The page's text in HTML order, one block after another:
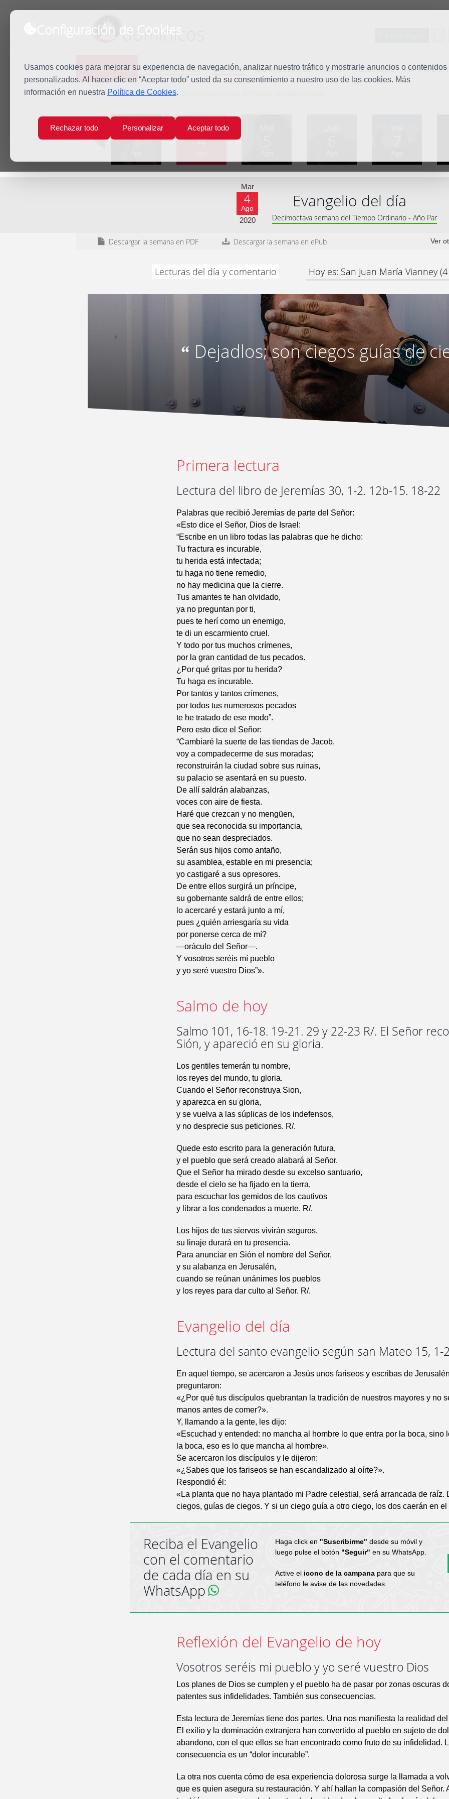
Configuración de Cookies
Usamos cookies para mejorar su experiencia de navegación, analizar nuestro tráfico y mostrarle anuncios o contenidos
personalizados. Al hacer clic en “Aceptar todo” usted da su consentimiento a nuestro uso de las cookies. Más
información en nuestra Política de Cookies.
Rechazar todo Personalizar Aceptar todo
dominicos
Predicación Espiritualidad Estudio Quiénes somos Misión Vocaciones Familia
Inicio Predicación Martes de la Decimoctava semana del Tiempo Ordinario, Año par
Lun
3
Mar
4
Mar
4
Ago
2020
Evangelio del día
Decimoctava semana del Tiempo Ordinario - Año Par
Descargar la semana en PDF Descargar la semana en ePub Ver
Lecturas del día y comentario Hoy es: San Juan María Vianney
“ Dejadlos; son ciegos guías de
Primera lectura
Lectura del libro de Jeremías 30, 1-2. 12b-15. 18-22
Palabras que recibió Jeremías de parte del Señor:
«Esto dice el Señor, Dios de Israel:
“Escribe en un libro todas las palabras que he dicho:
Tu fractura es incurable,
tu herida está infectada;
tu haga no tiene remedio,
no hay medicina que la cierre.
Tus amantes te han olvidado,
ya no preguntan por ti,
pues te herí como un enemigo,
te di un escarmiento cruel.
Y todo por tus muchos crímenes,
por la gran cantidad de tus pecados.
¿Por qué gritas por tu herida?
Tu haga es incurable.
Por tantos y tantos crímenes,
por todos tus numerosos pecados
te he tratado de ese modo”.
Pero esto dice el Señor:
“Cambiaré la suerte de las tiendas de Jacob,
voy a compadecerme de sus moradas;
reconstruirán la ciudad sobre sus ruinas,
su palacio se asentará en su puesto.
De allí saldrán alabanzas,
voces con aire de fiesta.
Haré que crezcan y no mengüen,
que sea reconocida su importancia,
que no sean despreciados.
Serán sus hijos como antaño,
su asamblea, estable en mi presencia;
yo castigaré a sus opresores.
De entre ellos surgirá un príncipe,
su gobernante saldrá de entre ellos;
lo acercaré y estará junto a mí,
pues ¿quién arriesgaría su vida
por ponerse cerca de mí?
—oráculo del Señor—.
Y vosotros seréis mí pueblo
y yo seré vuestro Dios”».
Salmo de hoy
Salmo 101, 16-18. 19-21. 29 y 22-23 R/. El Señor
Sión, y apareció en su gloria.
Los gentiles temerán tu nombre,
los reyes del mundo, tu gloria.
Cuando el Señor reconstruya Sion,
y aparezca en su gloria,
y se vuelva a las súplicas de los indefensos,
y no desprecie sus peticiones. R/.
Quede esto escrito para la generación futura,
y el pueblo que será creado alabará al Señor.
Que el Señor ha mirado desde su excelso santuario,
desde el cielo se ha fijado en la tierra,
para escuchar los gemidos de los cautivos
y librar a los condenados a muerte. R/.
Los hijos de tus siervos vivirán seguros,
su linaje durará en tu presencia.
Para anunciar en Sión el nombre del Señor,
y su alabanza en Jerusalén,
cuando se reúnan unánimes los pueblos
y los reyes para dar culto al Señor. R/.
Evangelio del día
Lectura del santo evangelio según san Mateo 15, 1-
En aquel tiempo, se acercaron a Jesús unos fariseos y escribas de
preguntaron:
«¿Por qué tus discípulos quebrantan la tradición de nuestros mayores y no
manos antes de comer?».
Y, llamando a la gente, les dijo:
«Escuchad y entended: no mancha al hombre lo que entra por la boca, sino
la boca, eso es lo que mancha al hombre».
Se acercaron los discípulos y le dijeron:
«¿Sabes que los fariseos se han escandalizado al oírte?».
Respondió él:
«La planta que no haya plantado mi Padre celestial, será arrancada de raíz.
ciegos, guías de ciegos. Y si un ciego guía a otro ciego, los dos caerán en el
Reciba el Evangelio
con el comentario
de cada día en su
WhatsApp
Haga click en "Suscribirme" desde su móvil y
luego pulse el botón "Seguir" en su WhatsApp.
Active el icono de la campanapara que su
teléfono le avise de las novedades.
Reflexión del Evangelio de hoy
Vosotros seréis mi pueblo y yo seré vuestro Dios
Los planes de Dios se cumplen y el pueblo ha de pasar por zonas oscuras
patentes sus infidelidades. También sus consecuencias.
Esta lectura de Jeremías tiene dos partes. Una nos manifiesta la realidad
El exilio y la dominación extranjera han convertido al pueblo en sujeto de
abandono, con el que ellos se han encontrado como fruto de su infidelidad.
consecuencia es un “dolor incurable”.
La otra nos cuenta cómo de esa experiencia dolorosa surge la llamada a
que es quien asegura su restauración. Y ahí hallan la compasión del Señor.